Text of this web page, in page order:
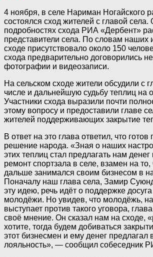
4 ноября, в селе Нариман Ногайского
состоялся сход жителей с главой села.
подробностях схода РИА «Дербент»
представители села. По словам наших
сходе присутствовало около 150
схода предварительно договорились
фотографии и видеозаписи.
На сельском сходе жители обсудили с
числе и дальнейшую судьбу теплиц на
Участники схода выразили почти
этому вопросу и предоставили главе
жителей поддерживающих закрытие
В ответ на это глава ответил, что
решение народа. «Зная о наших
этих теплиц стал предлагать нам
ремонт спортзала в селе, взамен на
дальше занимался своим бизнесом в
Поначалу наш глава села, Замир
эту идею, речь идёт о поддержке
молодёжи. Но увидев, что молодёжь,
выступает против такого уговора,
своё мнение. Он сказал нам на сходе,
хотите, тогда будем добиваться
этот бизнесмен и ему денег предлагал
лояльность», — сообщил собеседник